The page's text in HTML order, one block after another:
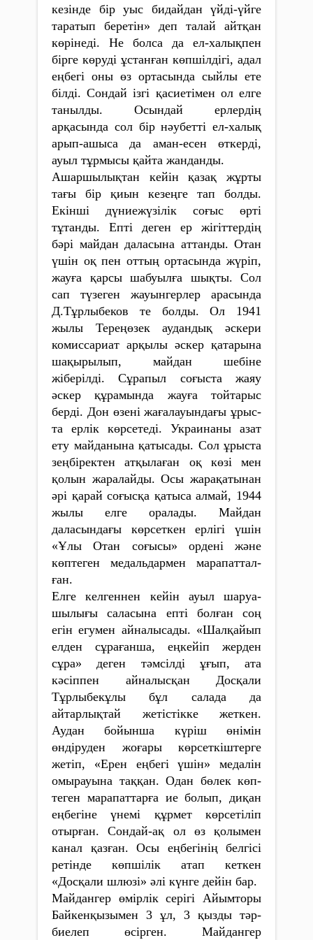
кезінде бір уыс бидайдан үйді-үйге
таратып беретін» деп талай айтқан
көрінеді. Не болса да ел-халықпен
бірге көруді ұстанған көпшілдігі, адал
еңбегі оны өз ортасында сыйлы ете
білді. Сондай ізгі қасиетімен ол елге
танылды. Осындай ерлердің
арқасында сол бір нәубетті ел-халық
арып-ашыса да аман-есен өткерді,
ауыл тұрмысы қайта жанданды.
Ашаршылықтан кейін қазақ жұр­ты
тағы бір қиын кезеңге тап болды.
Екінші дүниежүзілік соғыс өрті
тұтанды. Епті деген ер жігіттердің
бәрі майдан даласына аттанды. Отан
үшін оқ пен оттың ортасында жүріп,
жауға қарсы шабуылға шықты. Сол
сап түзеген жауынгерлер арасында
Д.Тұрлыбеков те болды. Ол 1941
жылы Тереңөзек аудандық әскери
комиссариат арқылы әскер қатарына
шақырылып, майдан шебіне
жіберілді. Сұрапыл соғыста жаяу
әскер құрамында жауға тойтарыс
берді. Дон өзені жағалауындағы ұрыс­
та ерлік көрсетеді. Украинаны азат
ету майданына қатысады. Сол ұрыста
зеңбіректен атқылаған оқ көзі мен
қолын жаралайды. Осы жара­қатынан
әрі қарай соғысқа қатыса алмай, 1944
жылы елге оралады. Майдан
даласындағы көрсеткен ер­лігі үшін
«Ұлы Отан соғысы» ордені және
көптеген медальдармен марапат­тал­
ған.
Елге келгеннен кейін ауыл шаруа­
шылығы саласына епті болған соң
егін егумен айналысады. «Шалқайып
елден сұрағанша, еңкейіп жерден
сұра» деген тәмсілді ұғып, ата
кәсіппен айналысқан Досқали
Тұрлыбекұлы бұл салада да
айтарлықтай жетістікке жеткен.
Аудан бойынша күріш өнімін
өндіруден жоғары көрсеткіштерге
жетіп, «Ерен еңбегі үшін» медалін
омырауына таққан. Одан бөлек көп­
теген марапаттарға ие болып, диқан
еңбегіне үнемі құрмет көрсе­тіліп
отырған. Сондай-ақ ол өз қолымен
канал қазған. Осы еңбегінің белгісі
ретінде көпшілік атап кеткен
«Досқали шлюзі» әлі күнге дейін бар.
Майдангер өмірлік серігі Айымторы
Байкен­қызымен 3 ұл, 3 қызды тәр­
биелеп өсірген. Майдангер